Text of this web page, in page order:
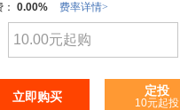
0.00% 费率详情>
立即购买 定投
10元起投